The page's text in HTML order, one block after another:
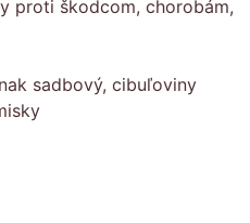
proti škodcom, chorobám,
sadbový, cibuľoviny